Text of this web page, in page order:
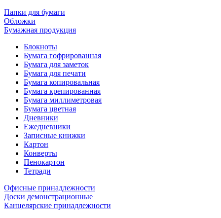
Папки для бумаги
Обложки
Бумажная продукция
Блокноты
Бумага гофрированная
Бумага для заметок
Бумага для печати
Бумага копировальная
Бумага крепированная
Бумага миллиметровая
Бумага цветная
Дневники
Ежедневники
Записные книжки
Картон
Конверты
Пенокартон
Тетради
Офисные принадлежности
Доски демонстрационные
Канцелярские принадлежности